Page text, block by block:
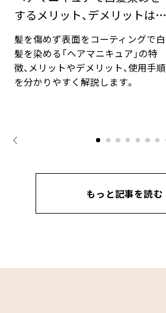
するメリット、デメリットは？
手順と豆知識
髪を傷めず表面をコーティングで白
髪を染める「ヘアマニキュア」の特
徴、メリットやデメリット、使用手順
を分かりやすく解説します。
もっと記事を読む